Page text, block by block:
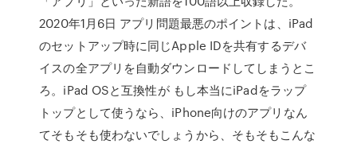
2020年1月6日 アプリ問題最悪のポイントは、iPad
のセットアップ時に同じApple IDを共有するデバ
イスの全アプリを自動ダウンロードしてしまうとこ
ろ。iPad OSと互換性が もし本当にiPadをラップ
トップとして使うなら、iPhone向けのアプリなん
てそもそも使わないでしょうから、そもそもこんな